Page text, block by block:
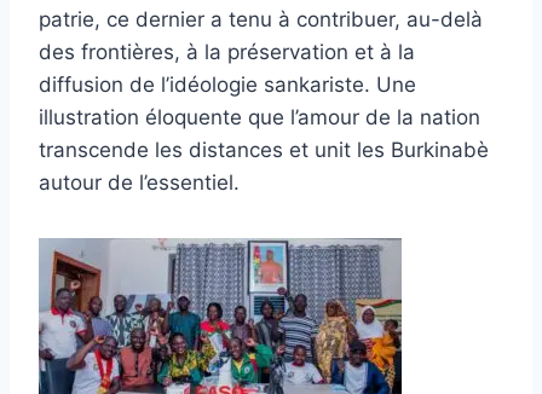
patrie, ce dernier a tenu à contribuer, au-delà
des frontières, à la préservation et à la
diffusion de l’idéologie sankariste. Une
illustration éloquente que l’amour de la nation
transcende les distances et unit les Burkinabè
autour de l’essentiel.